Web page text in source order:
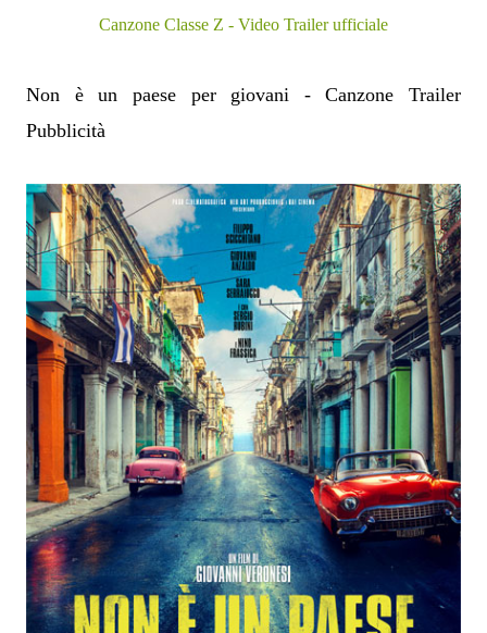
Canzone Classe Z - Video Trailer ufficiale
Non è un paese per giovani - Canzone Trailer
Pubblicità